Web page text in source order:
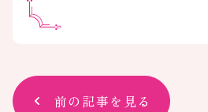
前の記事を見る